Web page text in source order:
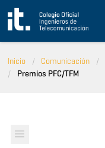
Pasar al contenido
Inicio Comunicación
Premios PFC/TFM